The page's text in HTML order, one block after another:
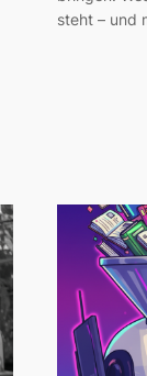
steht – und